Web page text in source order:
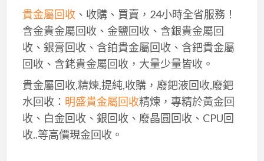
貴金屬回收、收購、買賣，24小時全省服務！
含金貴金屬回收、金鹽回收、含銀貴金屬回
收、銀膏回收、含鉑貴金屬回收、含鈀貴金屬
回收、含銠貴金屬回收，大量少量皆收。
貴金屬回收,精煉,提純,收購，廢鈀液回收,廢鈀
水回收： 明盛貴金屬回收精煉，專精於黃金回
收、白金回收、銀回收、廢晶圓回收、CPU回
收..等高價現金回收。